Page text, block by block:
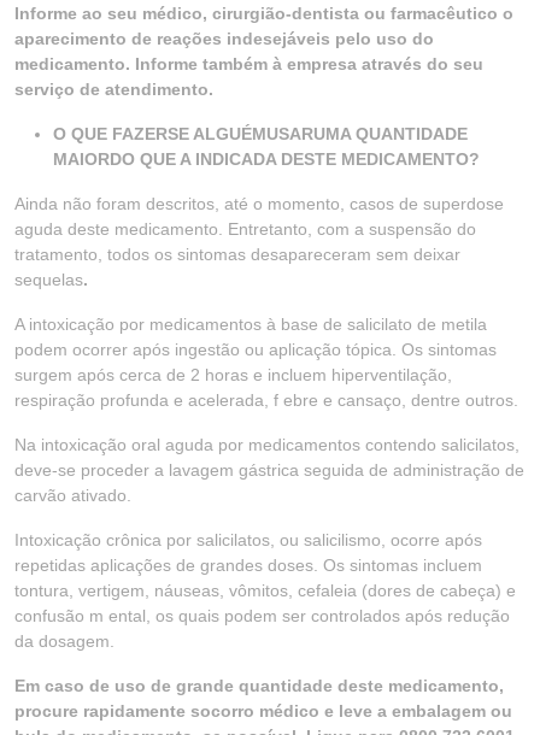
Informe ao seu médico, cirurgião-dentista ou farmacêutico o
aparecimento de reações indesejáveis pelo uso do
medicamento. Informe também à empresa através do seu
serviço de atendimento.
O QUE FAZERSE ALGUÉMUSARUMA QUANTIDADE
MAIORDO QUE A INDICADA DESTE MEDICAMENTO?
Ainda não foram descritos, até o momento, casos de superdose
aguda deste medicamento. Entretanto, com a suspensão do
tratamento, todos os sintomas desapareceram sem deixar
sequelas.
A intoxicação por medicamentos à base de salicilato de metila
podem ocorrer após ingestão ou aplicação tópica. Os sintomas
surgem após cerca de 2 horas e incluem hiperventilação,
respiração profunda e acelerada, f ebre e cansaço, dentre outros.
Na intoxicação oral aguda por medicamentos contendo salicilatos,
deve-se proceder a lavagem gástrica seguida de administração de
carvão ativado.
Intoxicação crônica por salicilatos, ou salicilismo, ocorre após
repetidas aplicações de grandes doses. Os sintomas incluem
tontura, vertigem, náuseas, vômitos, cefaleia (dores de cabeça) e
confusão m ental, os quais podem ser controlados após redução
da dosagem.
Em caso de uso de grande quantidade deste medicamento,
procure rapidamente socorro médico e leve a embalagem ou